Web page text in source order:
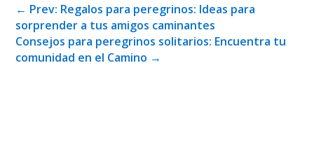
← Prev: Regalos para peregrinos: Ideas para
sorprender a tus amigos caminantes
Consejos para peregrinos solitarios: Encuentra tu
comunidad en el Camino →